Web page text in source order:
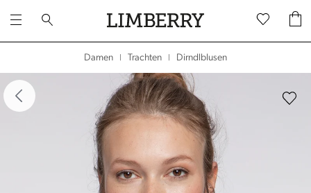
Damen Trachten Dirndlblusen
überspringen